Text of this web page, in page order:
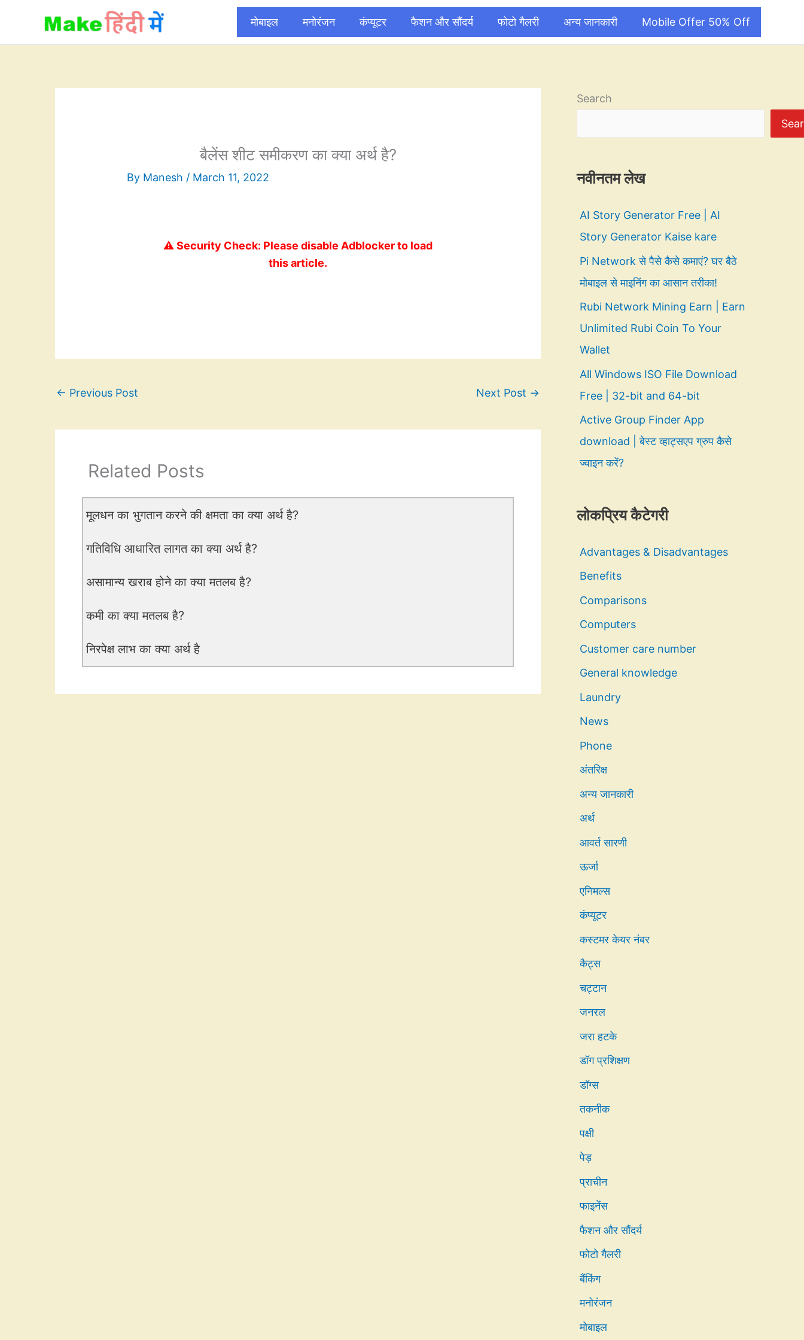
content
मोबाइल मनोरंजन कंप्यूटर फैशन और सौंदर्य फोटो गैलरी अन्य जानकारी Mobile Offer 50% Off
बैलेंस शीट समीकरण का क्या अर्थ है?
By Manesh / March 11, 2022
⚠️ Security Check: Please disable Adblocker to load
this article.
← Previous Post Next Post →
Related Posts
मूलधन का भुगतान करने की क्षमता का क्या अर्थ है?
गतिविधि आधारित लागत का क्या अर्थ है?
असामान्य खराब होने का क्या मतलब है?
कमी का क्या मतलब है?
निरपेक्ष लाभ का क्या अर्थ है
Search
नवीनतम लेख
AI Story Generator Free | AI
Story Generator Kaise kare
Pi Network से पैसे कैसे कमाएं? घर बैठे
मोबाइल से माइनिंग का आसान तरीका!
Rubi Network Mining Earn | Earn
Unlimited Rubi Coin To Your
Wallet
All Windows ISO File Download
Free | 32-bit and 64-bit
Active Group Finder App
download | बेस्ट व्हाट्सएप ग्रुप कैसे
ज्वाइन करें?
लोकप्रिय कैटेगरी
Advantages & Disadvantages
Benefits
Comparisons
Computers
Customer care number
General knowledge
Laundry
News
Phone
अंतरिक्ष
अन्य जानकारी
अर्थ
आवर्त सारणी
ऊर्जा
एनिमल्स
कंप्यूटर
कस्टमर केयर नंबर
कैट्स
चट्टान
जनरल
जरा हटके
डॉग प्रशिक्षण
डॉग्स
तकनीक
पक्षी
पेड़
प्राचीन
फाइनेंस
फैशन और सौंदर्य
फोटो गैलरी
बैंकिंग
मनोरंजन
मोबाइल